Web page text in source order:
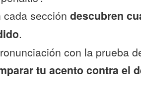
cada sección descubren
.
con la prueba
tu acento contra el